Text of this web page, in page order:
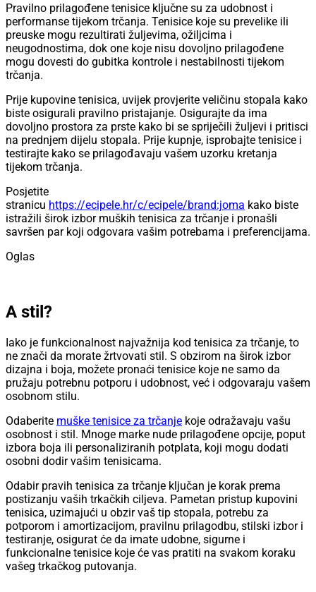
Pravilno prilagođene tenisice ključne su za udobnost i
performanse tijekom trčanja. Tenisice koje su prevelike ili
preuske mogu rezultirati žuljevima, ožiljcima i
neugodnostima, dok one koje nisu dovoljno prilagođene
mogu dovesti do gubitka kontrole i nestabilnosti tijekom
trčanja.
Prije kupovine tenisica, uvijek provjerite veličinu stopala kako
biste osigurali pravilno pristajanje. Osigurajte da ima
dovoljno prostora za prste kako bi se spriječili žuljevi i pritisci
na prednjem dijelu stopala. Prije kupnje, isprobajte tenisice i
testirajte kako se prilagođavaju vašem uzorku kretanja
tijekom trčanja.
Posjetite
stranicu https://ecipele.hr/c/ecipele/brand:joma kako biste
istražili širok izbor muških tenisica za trčanje i pronašli
savršen par koji odgovara vašim potrebama i preferencijama.
Oglas
A stil?
Iako je funkcionalnost najvažnija kod tenisica za trčanje, to
ne znači da morate žrtvovati stil. S obzirom na širok izbor
dizajna i boja, možete pronaći tenisice koje ne samo da
pružaju potrebnu potporu i udobnost, već i odgovaraju vašem
osobnom stilu.
Odaberite muške tenisice za trčanje koje odražavaju vašu
osobnost i stil. Mnoge marke nude prilagođene opcije, poput
izbora boja ili personaliziranih potplata, koji mogu dodati
osobni dodir vašim tenisicama.
Odabir pravih tenisica za trčanje ključan je korak prema
postizanju vaših trkačkih ciljeva. Pametan pristup kupovini
tenisica, uzimajući u obzir vaš tip stopala, potrebu za
potporom i amortizacijom, pravilnu prilagodbu, stilski izbor i
testiranje, osigurat će da imate udobne, sigurne i
funkcionalne tenisice koje će vas pratiti na svakom koraku
vašeg trkačkog putovanja.